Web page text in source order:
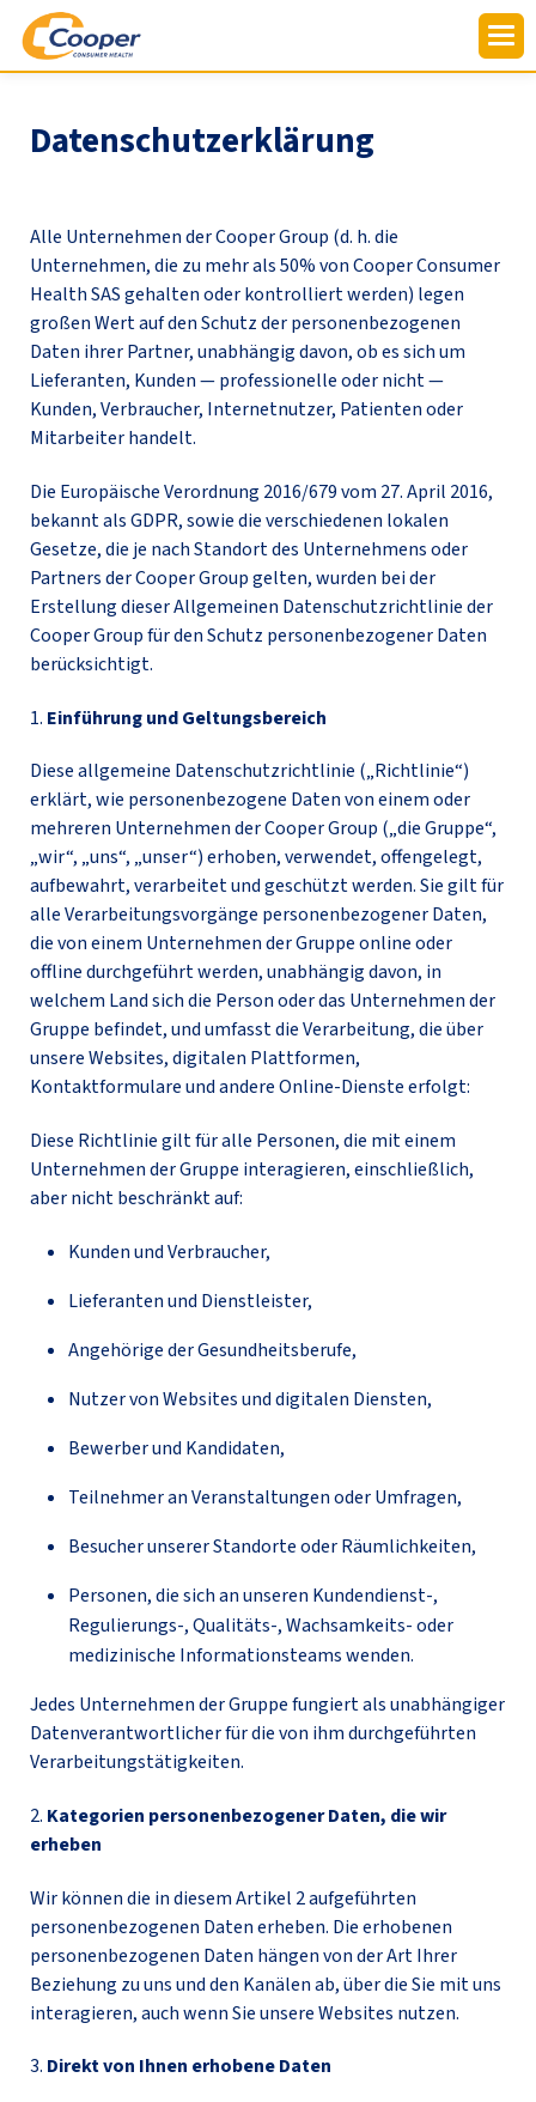
Datenschutzerklärung
Alle Unternehmen der Cooper Group (d. h. die
Unternehmen, die zu mehr als 50% von Cooper Consumer
Health SAS gehalten oder kontrolliert werden) legen
großen Wert auf den Schutz der personenbezogenen
Daten ihrer Partner, unabhängig davon, ob es sich um
Lieferanten, Kunden — professionelle oder nicht —
Kunden, Verbraucher, Internetnutzer, Patienten oder
Mitarbeiter handelt.
Die Europäische Verordnung 2016/679 vom 27. April 2016,
bekannt als GDPR, sowie die verschiedenen lokalen
Gesetze, die je nach Standort des Unternehmens oder
Partners der Cooper Group gelten, wurden bei der
Erstellung dieser Allgemeinen Datenschutzrichtlinie der
Cooper Group für den Schutz personenbezogener Daten
berücksichtigt.
1. Einführung und Geltungsbereich
Diese allgemeine Datenschutzrichtlinie („Richtlinie“)
erklärt, wie personenbezogene Daten von einem oder
mehreren Unternehmen der Cooper Group („die Gruppe“,
„wir“, „uns“, „unser“) erhoben, verwendet, offengelegt,
aufbewahrt, verarbeitet und geschützt werden. Sie gilt für
alle Verarbeitungsvorgänge personenbezogener Daten,
die von einem Unternehmen der Gruppe online oder
offline durchgeführt werden, unabhängig davon, in
welchem Land sich die Person oder das Unternehmen der
Gruppe befindet, und umfasst die Verarbeitung, die über
unsere Websites, digitalen Plattformen,
Kontaktformulare und andere Online-Dienste erfolgt:
Diese Richtlinie gilt für alle Personen, die mit einem
Unternehmen der Gruppe interagieren, einschließlich,
aber nicht beschränkt auf:
Kunden und Verbraucher,
Lieferanten und Dienstleister,
Angehörige der Gesundheitsberufe,
Nutzer von Websites und digitalen Diensten,
Bewerber und Kandidaten,
Teilnehmer an Veranstaltungen oder Umfragen,
Besucher unserer Standorte oder Räumlichkeiten,
Personen, die sich an unseren Kundendienst-,
Regulierungs-, Qualitäts-, Wachsamkeits- oder
medizinische Informationsteams wenden.
Jedes Unternehmen der Gruppe fungiert als unabhängiger
Datenverantwortlicher für die von ihm durchgeführten
Verarbeitungstätigkeiten.
2. Kategorien personenbezogener Daten, die wir
erheben
Wir können die in diesem Artikel 2 aufgeführten
personenbezogenen Daten erheben. Die erhobenen
personenbezogenen Daten hängen von der Art Ihrer
Beziehung zu uns und den Kanälen ab, über die Sie mit uns
interagieren, auch wenn Sie unsere Websites nutzen.
3. Direkt von Ihnen erhobene Daten